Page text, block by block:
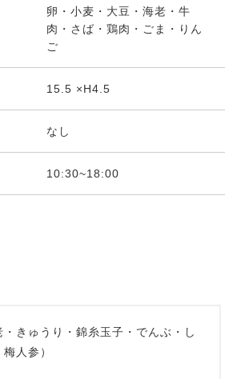
卵・小麦・大豆・海老・牛
肉・さば・鶏肉・ごま・りん
ご
15.5 ×H4.5
なし
10:30~18:00
きゅうり・錦糸玉子・でんぶ・し
人参）